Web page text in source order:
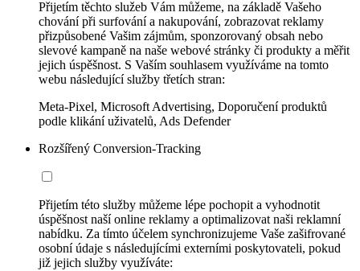
Přijetím těchto služeb Vám můžeme, na základě Vašeho
chování při surfování a nakupování, zobrazovat reklamy
přizpůsobené Vašim zájmům, sponzorovaný obsah nebo
slevové kampaně na naše webové stránky či produkty a měřit
jejich úspěšnost. S Vaším souhlasem využíváme na tomto
webu následující služby třetích stran:
Meta-Pixel, Microsoft Advertising, Doporučení produktů
podle klikání uživatelů, Ads Defender
Rozšířený Conversion-Tracking
Přijetím této služby můžeme lépe pochopit a vyhodnotit
úspěšnost naší online reklamy a optimalizovat naši reklamní
nabídku. Za tímto účelem synchronizujeme Vaše zašifrované
osobní údaje s následujícími externími poskytovateli, pokud
již jejich služby využíváte: